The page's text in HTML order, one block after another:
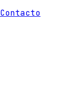
Contacto